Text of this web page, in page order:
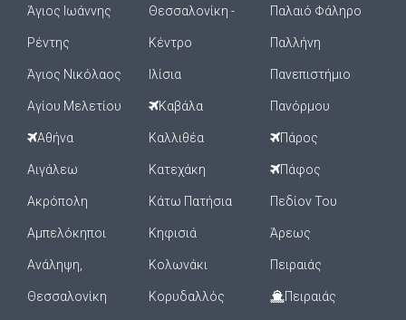
Άγιος Ιωάννης
Ρέντης
Άγιος Νικόλαος
Αγίου Μελετίου
Αθήνα
Αιγάλεω
Ακρόπολη
Αμπελόκηποι
Ανάληψη,
Θεσσαλονίκη
Θεσσαλονίκη -
Κέντρο
Ιλίσια
Καβάλα
Καλλιθέα
Κατεχάκη
Κάτω Πατήσια
Κηφισιά
Κολωνάκι
Κορυδαλλός
Παλαιό Φάληρο
Παλλήνη
Πανεπιστήμιο
Πανόρμου
Πάρος
Πάφος
Πεδίον Του
Άρεως
Πειραιάς
Πειραιάς